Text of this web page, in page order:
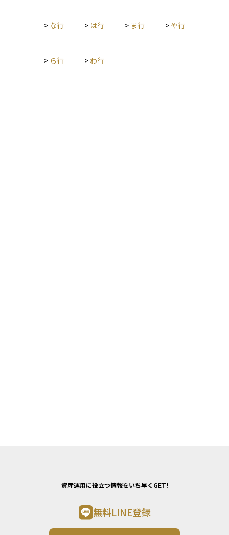
ニングの発展によって、この大量のデータから意味ある情報を
> な行 > は行 > ま行 > や行
> ら行 > わ行
資産運用に役立つ情報をいち早くGET!
無料LINE登録